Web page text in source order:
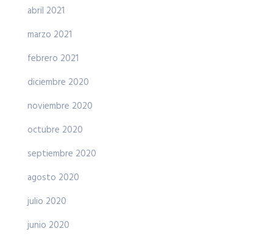
abril 2021
marzo 2021
febrero 2021
diciembre 2020
noviembre 2020
octubre 2020
septiembre 2020
agosto 2020
julio 2020
junio 2020